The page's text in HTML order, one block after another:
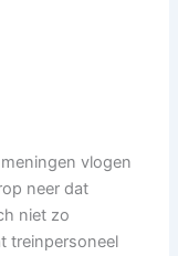
vlogen
neer dat
niet zo
treinpersoneel